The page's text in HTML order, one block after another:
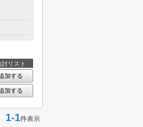
討リスト
加する
加する
1件表示